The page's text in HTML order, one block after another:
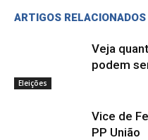
ARTIGOS RELACIONADOS
Eleições
Veja
podem
Vice de
PP União